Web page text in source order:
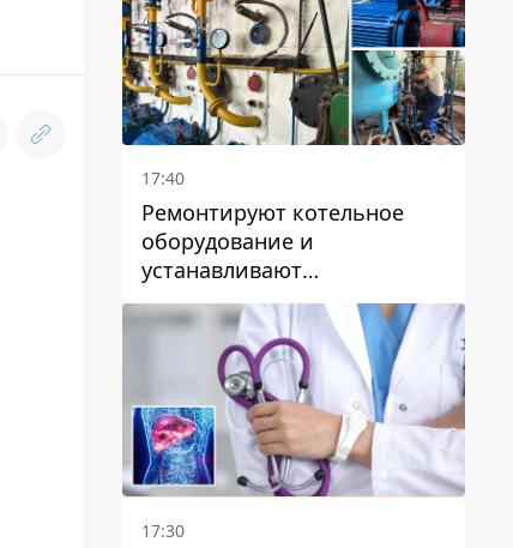
17:40
Ремонтируют котельное
оборудование и
устанавливают
генераторные установки:
как в Днепре готовятся к
отопительному сезону
17:30